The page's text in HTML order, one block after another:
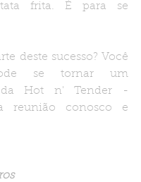
frita. É para se
deste sucesso? Você
se tornar um
da Hot n' Tender -
reunião conosco e